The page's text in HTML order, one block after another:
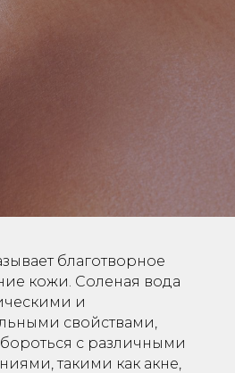
благотворное
кожи. Соленая вода
и
свойствами,
с различными
такими как акне,